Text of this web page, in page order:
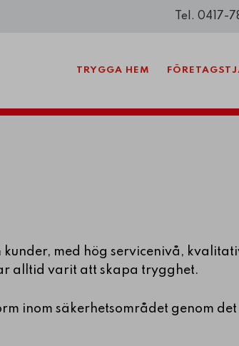
Tel. 0417-
TRYGGA HEM
med hög servicenivå,
alltid varit att skapa trygghet.
inom säkerhetsområdet genom